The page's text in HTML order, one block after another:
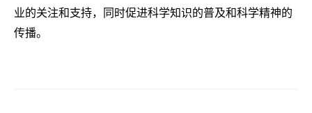
业的关注和支持，同时促进科学知识的普及和科学精神的
传播。